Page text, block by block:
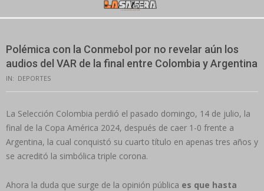
Polémica con la Conmebol por no revelar aún los
audios del VAR de la final entre Colombia y Argentina
IN: DEPORTES
La Selección Colombia perdió el pasado domingo, 14 de julio, la
final de la Copa América 2024, después de caer 1-0 frente a
Argentina, la cual conquistó su cuarto título en apenas tres años y
se acreditó la simbólica triple corona.
Ahora la duda que surge de la opinión pública es que hasta